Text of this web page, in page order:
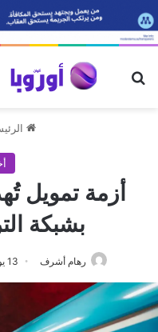
بحث عن
أزمة تمويل
بشبكة
رهام أشرف 13 يونيو، 2024